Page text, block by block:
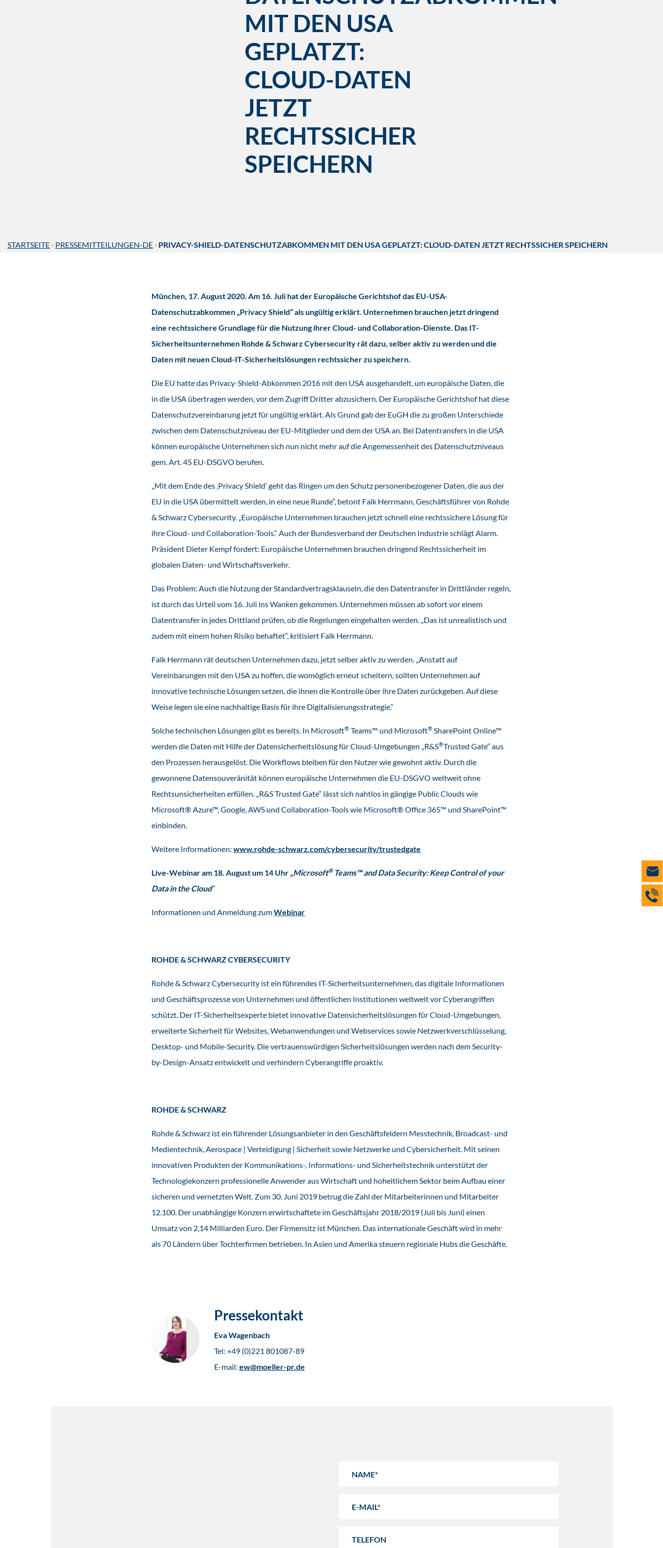
MIT DEN USA
GEPLATZT:
CLOUD-DATEN
JETZT
RECHTSSICHER
SPEICHERN
STARTSEITE › PRESSEMITTEILUNGEN-DE › PRIVACY-SHIELD-DATENSCHUTZABKOMMEN MIT DEN USA GEPLATZT: CLOUD-DATEN JETZT RECHTSSICHER SPEICHERN
München, 17. August 2020. Am 16. Juli hat der Europäische Gerichtshof das EU-USA-
Datenschutzabkommen „Privacy Shield“ als ungültig erklärt. Unternehmen brauchen jetzt dringend
eine rechtssichere Grundlage für die Nutzung ihrer Cloud- und Collaboration-Dienste. Das IT-
Sicherheitsunternehmen Rohde & Schwarz Cybersecurity rät dazu, selber aktiv zu werden und die
Daten mit neuen Cloud-IT-Sicherheitslösungen rechtssicher zu speichern.
Die EU hatte das Privacy-Shield-Abkommen 2016 mit den USA ausgehandelt, um europäische Daten, die
in die USA übertragen werden, vor dem Zugriff Dritter abzusichern. Der Europäische Gerichtshof hat diese
Datenschutzvereinbarung jetzt für ungültig erklärt. Als Grund gab der EuGH die zu großen Unterschiede
zwischen dem Datenschutzniveau der EU-Mitglieder und dem der USA an. Bei Datentransfers in die USA
können europäische Unternehmen sich nun nicht mehr auf die Angemessenheit des Datenschutzniveaus
gem. Art. 45 EU-DSGVO berufen.
„Mit dem Ende des ‚Privacy Shield‘ geht das Ringen um den Schutz personenbezogener Daten, die aus der
EU in die USA übermittelt werden, in eine neue Runde“, betont Falk Herrmann, Geschäftsführer von Rohde
& Schwarz Cybersecurity. „Europäische Unternehmen brauchen jetzt schnell eine rechtssichere Lösung für
ihre Cloud- und Collaboration-Tools.“ Auch der Bundesverband der Deutschen Industrie schlägt Alarm.
Präsident Dieter Kempf fordert: Europäische Unternehmen brauchen dringend Rechtssicherheit im
globalen Daten- und Wirtschaftsverkehr.
Das Problem: Auch die Nutzung der Standardvertragsklauseln, die den Datentransfer in Drittländer regeln,
ist durch das Urteil vom 16. Juli ins Wanken gekommen. Unternehmen müssen ab sofort vor einem
Datentransfer in jedes Drittland prüfen, ob die Regelungen eingehalten werden. „Das ist unrealistisch und
zudem mit einem hohen Risiko behaftet“, kritisiert Falk Herrmann.
Falk Herrmann rät deutschen Unternehmen dazu, jetzt selber aktiv zu werden. „Anstatt auf
Vereinbarungen mit den USA zu hoffen, die womöglich erneut scheitern, sollten Unternehmen auf
innovative technische Lösungen setzen, die ihnen die Kontrolle über ihre Daten zurückgeben. Auf diese
Weise legen sie eine nachhaltige Basis für ihre Digitalisierungsstrategie.“
Solche technischen Lösungen gibt es bereits. In Microsoft® Teams™ und Microsoft®SharePoint Online™
werden die Daten mit Hilfe der Datensicherheitslösung für Cloud-Umgebungen „R&S®Trusted Gate“ aus
den Prozessen herausgelöst. Die Workflows bleiben für den Nutzer wie gewohnt aktiv. Durch die
gewonnene Datensouveränität können europäische Unternehmen die EU-DSGVO weltweit ohne
Rechtsunsicherheiten erfüllen. „R&S Trusted Gate“ lässt sich nahtlos in gängige Public Clouds wie
Microsoft® Azure™, Google, AWS und Collaboration-Tools wie Microsoft® Office 365™ und SharePoint™
einbinden.
Weitere Informationen: www.rohde-schwarz.com/cybersecurity/trustedgate
Live-Webinaram 18. August um 14 Uhr „Microsoft®Teams™ and Data Security: Keep Control of your
Data in the Cloud“
Informationen und Anmeldung zumWebinar
ROHDE & SCHWARZ CYBERSECURITY
Rohde & Schwarz Cybersecurity ist ein führendes IT-Sicherheitsunternehmen, das digitale Informationen
und Geschäftsprozesse von Unternehmen und öffentlichen Institutionen weltweit vor Cyberangriffen
schützt. Der IT-Sicherheitsexperte bietet innovative Datensicherheitslösungen für Cloud-Umgebungen,
erweiterte Sicherheit für Websites, Webanwendungen und Webservices sowie Netzwerkverschlüsselung,
Desktop- und Mobile-Security. Die vertrauenswürdigen Sicherheitslösungen werden nach dem Security-
by-Design-Ansatz entwickelt und verhindern Cyberangriffe proaktiv.
ROHDE & SCHWARZ
Rohde & Schwarz ist ein führender Lösungsanbieter in den Geschäftsfeldern Messtechnik, Broadcast- und
Medientechnik, Aerospace | Verteidigung | Sicherheit sowie Netzwerke und Cybersicherheit. Mit seinen
innovativen Produkten der Kommunikations-, Informations- und Sicherheitstechnik unterstützt der
Technologiekonzern professionelle Anwender aus Wirtschaft und hoheitlichem Sektor beim Aufbau einer
sicheren und vernetzten Welt. Zum 30. Juni 2019 betrug die Zahl der Mitarbeiterinnen und Mitarbeiter
12.100. Der unabhängige Konzern erwirtschaftete im Geschäftsjahr 2018/2019 (Juli bis Juni) einen
Umsatz von 2,14 Milliarden Euro. Der Firmensitz ist München. Das internationale Geschäft wird in mehr
als 70 Ländern über Tochterfirmen betrieben. In Asien und Amerika steuern regionale Hubs die Geschäfte.
Pressekontakt
Eva Wagenbach
Tel: +49 (0)221 801087-89
E-mail: ew@moeller-pr.de